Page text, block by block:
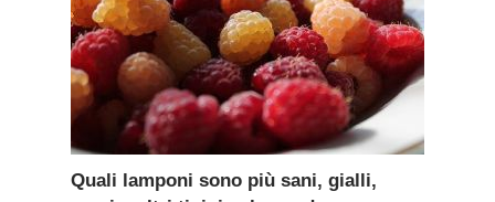
Quali lamponi sono più sani, gialli,